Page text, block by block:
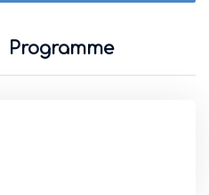
Programme